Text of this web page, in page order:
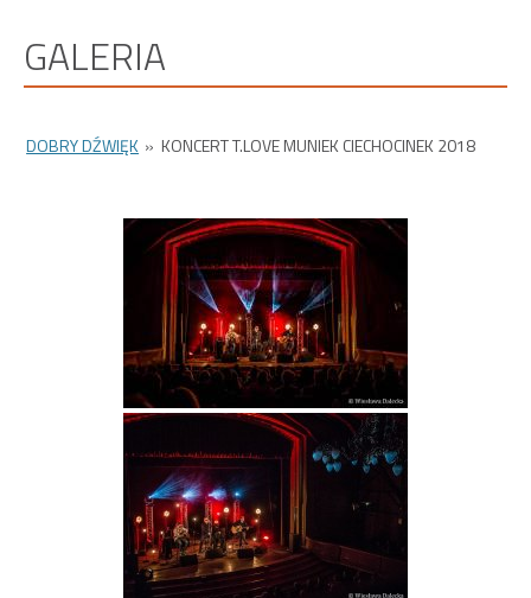
GALERIA
DOBRY DŹWIĘK » KONCERT T.LOVE MUNIEK CIECHOCINEK 2018